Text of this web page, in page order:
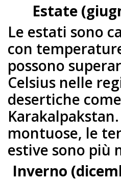
Estate
Le estati sono
con
possono
Celsius nelle
desertiche
montuose, le
estive sono più
Inverno